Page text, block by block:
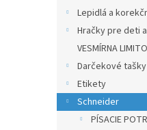
Lepidlá a
Hračky pre deti
VESMÍRNA
Darčekové tašky
Etikety
Schneider
PÍSACIE